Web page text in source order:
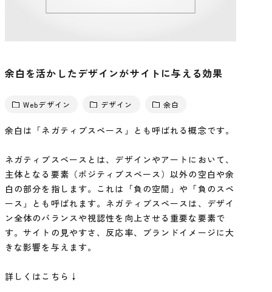
余白を活かしたデザインがサイトに与える効果
Webデザイン デザイン 余白
余白は「ネガティブスペース」とも呼ばれる概念です。
ネガティブスペースとは、デザインやアートにおいて、
主体となる要素（ポジティブスペース）以外の空白や余
白の部分を指します。これは「負の空間」や「負のスペ
ース」とも呼ばれます。ネガティブスペースは、デザイ
ン全体のバランスや視認性を向上させる重要な要素で
す。サイトの見やすさ、反応率、ブランドイメージに大
きな影響を与えます。
詳しくはこちら↓